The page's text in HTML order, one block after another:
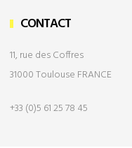
CONTACT
11, rue des Coffres
31000 Toulouse FRANCE
+33 (0)5 61 25 78 45